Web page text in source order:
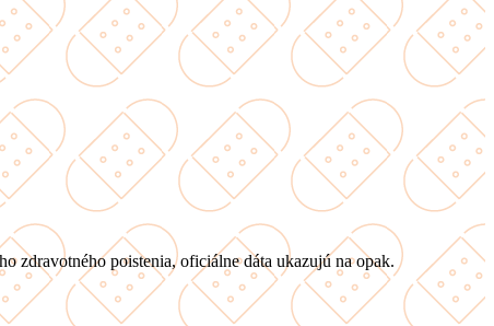
zdravotného poistenia, oficiálne dáta ukazujú na opak.